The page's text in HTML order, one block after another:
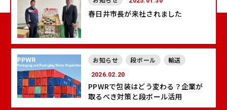
春日井市長が来社されました
2026.02.20
お知らせ 段ボール 輸送
PPWRで包装はどう変わる？企業が
取るべき対策と段ボール活用